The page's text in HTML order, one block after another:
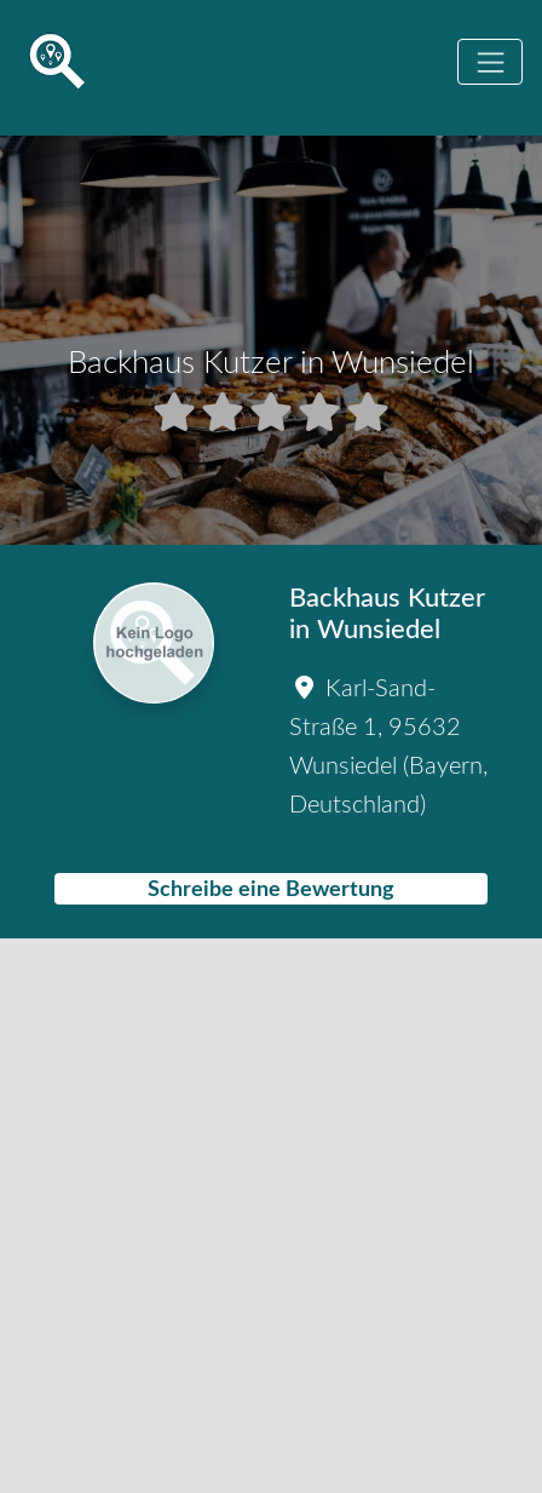
Backhaus Kutzer in Wunsiedel
Backhaus Kutzer
in Wunsiedel
Karl-Sand-
Straße 1, 95632
Wunsiedel ( Bayern,
Deutschland)
Schreibe eine Bewertung